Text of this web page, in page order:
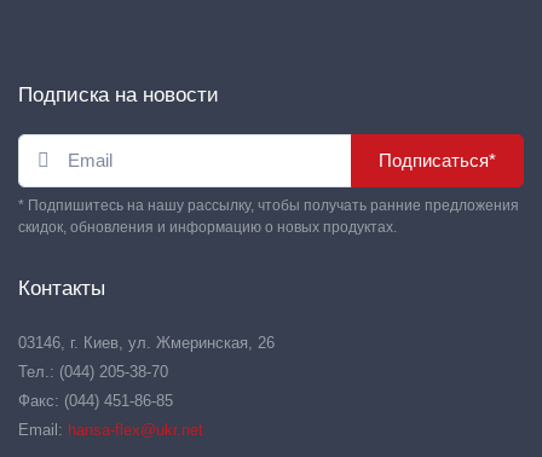
Подписка на новости
Подписаться*
* Подпишитесь на нашу рассылку, чтобы получать ранние предложения
скидок, обновления и информацию о новых продуктах.
Контакты
03146, г. Киев, ул. Жмеринская, 26
Тел.: (044) 205-38-70
Факс: (044) 451-86-85
Email: hansa-flex@ukr.net